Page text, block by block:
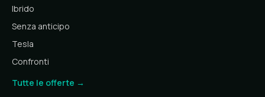
Ibrido
Senza anticipo
Tesla
Confronti
Tutte le offerte →